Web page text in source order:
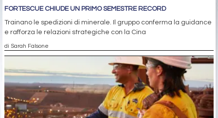
FORTESCUE CHIUDE UN PRIMO SEMESTRE RECORD
Trainano le spedizioni di minerale. Il gruppo conferma la guidance
e rafforza le relazioni strategiche con la Cina
di Sarah Falsone